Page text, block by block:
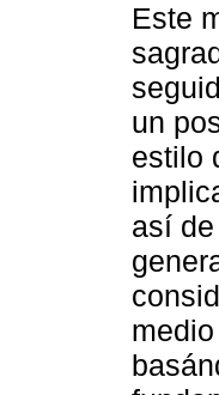
Este
un
estilo
así